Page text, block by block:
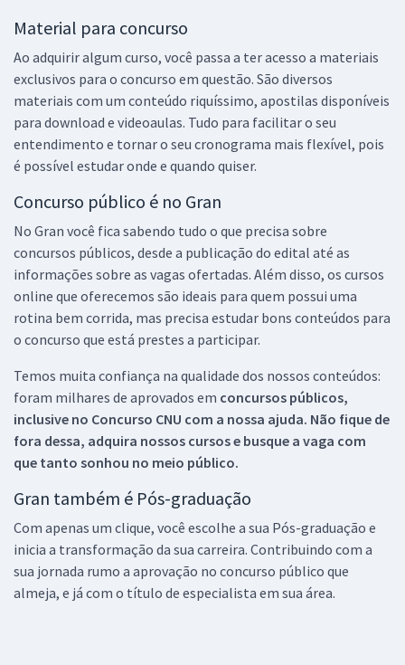
Material para concurso
Ao adquirir algum curso, você passa a ter acesso a materiais
exclusivos para o concurso em questão. São diversos
materiais com um conteúdo riquíssimo, apostilas disponíveis
para download e videoaulas. Tudo para facilitar o seu
entendimento e tornar o seu cronograma mais flexível, pois
é possível estudar onde e quando quiser.
Concurso público é no Gran
No Gran você fica sabendo tudo o que precisa sobre
concursos públicos, desde a publicação do edital até as
informações sobre as vagas ofertadas. Além disso, os cursos
online que oferecemos são ideais para quem possui uma
rotina bem corrida, mas precisa estudar bons conteúdos para
o concurso que está prestes a participar.
Temos muita confiança na qualidade dos nossos conteúdos:
foram milhares de aprovados em concursos públicos,
inclusive no Concurso CNU com a nossa ajuda. Não fique de
fora dessa, adquira nossos cursos e busque a vaga com
que tanto sonhou no meio público.
Gran também é Pós-graduação
Com apenas um clique, você escolhe a sua Pós-graduação e
inicia a transformação da sua carreira. Contribuindo com a
sua jornada rumo a aprovação no concurso público que
almeja, e já com o título de especialista em sua área.